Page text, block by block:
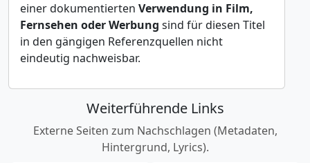
einer dokumentierten Verwendung in Film,
Fernsehen oder Werbung sind für diesen Titel
in den gängigen Referenzquellen nicht
eindeutig nachweisbar.
Weiterführende Links
Externe Seiten zum Nachschlagen (Metadaten,
Hintergrund, Lyrics).